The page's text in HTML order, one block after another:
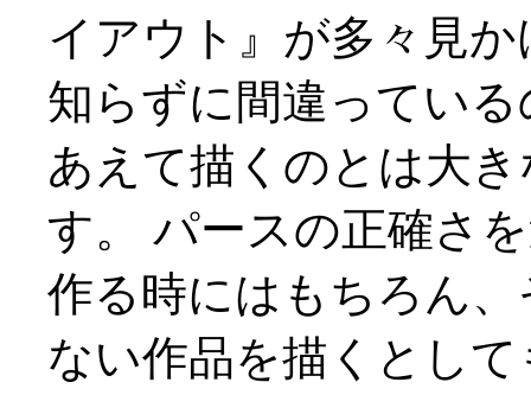
イアウト』が多々見
知らずに間違ってい
あえて描くのとは大
す。 パースの正確さ
作る時にはもちろん
ない作品を描くとし